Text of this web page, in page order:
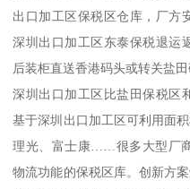
出口加工区保税区仓库，厂方
深圳出口加工区东泰保税退运
后装柜直送香港码头或转关盐田
深圳出口加工区比盐田保税区
基于深圳出口加工区可利用面
理光、富士康……很多大型厂
物流功能的保税区库。创新方